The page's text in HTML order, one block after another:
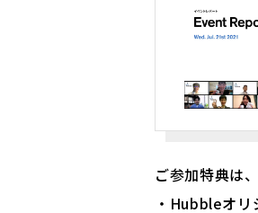
ご参加特典は
・Hubbleオリ